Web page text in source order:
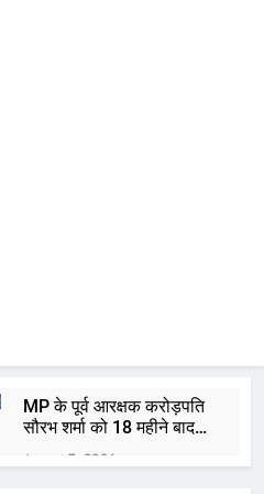
MP के पूर्व आरक्षक करोड़पति
सौरभ शर्मा को 18 महीने बाद
हाईकोर्ट से मिली जमानत
August 7, 2026